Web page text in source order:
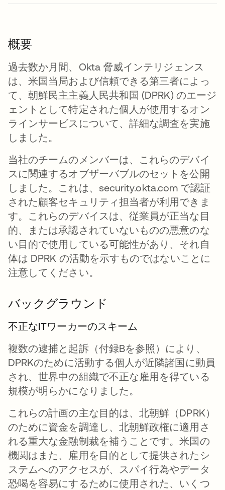
概要
過去数か月間、Okta 脅威インテリジェンス
は、米国当局および信頼できる第三者によっ
て、朝鮮民主主義人民共和国 (DPRK) のエージ
ェントとして特定された個人が使用するオン
ラインサービスについて、詳細な調査を実施
しました。
当社のチームのメンバーは、これらのデバイ
スに関連するオブザーバブルのセットを公開
しました。これは、security.okta.com で認証
された顧客セキュリティ担当者が利用できま
す。これらのデバイスは、従業員が正当な目
的、または承認されていないものの悪意のな
い目的で使用している可能性があり、それ自
体は DPRK の活動を示すものではないことに
注意してください。
バックグラウンド
不正なITワーカーのスキーム
複数の逮捕と起訴（付録Bを参照）により、
DPRKのために活動する個人が近隣諸国に動員
され、世界中の組織で不正な雇用を得ている
規模が明らかになりました。
これらの計画の主な目的は、北朝鮮（DPRK）
のために資金を調達し、北朝鮮政権に適用さ
れる重大な金融制裁を補うことです。米国の
機関はまた、雇用を目的として提供されたシ
ステムへのアクセスが、スパイ行為やデータ
恐喝を容易にするために使用された、いくつ